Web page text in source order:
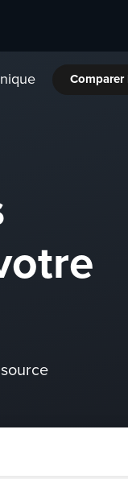
Comparer